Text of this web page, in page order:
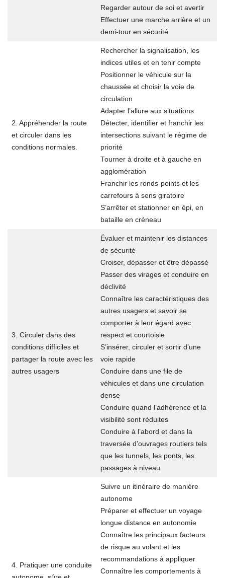
Regarder autour de soi et avertir
Effectuer une marche arrière et un
demi-tour en sécurité
2. Appréhender la route
et circuler dans les
conditions normales.
Rechercher la signalisation, les
indices utiles et en tenir compte
Positionner le véhicule sur la
chaussée et choisir la voie de
circulation
Adapter l’allure aux situations
Détecter, identifier et franchir les
intersections suivant le régime de
priorité
Tourner à droite et à gauche en
agglomération
Franchir les ronds-points et les
carrefours à sens giratoire
S’arrêter et stationner en épi, en
bataille en créneau
3. Circuler dans des
conditions difficiles et
partager la route avec les
autres usagers
Évaluer et maintenir les distances
de sécurité
Croiser, dépasser et être dépassé
Passer des virages et conduire en
déclivité
Connaître les caractéristiques des
autres usagers et savoir se
comporter à leur égard avec
respect et courtoisie
S’insérer, circuler et sortir d’une
voie rapide
Conduire dans une file de
véhicules et dans une circulation
dense
Conduire quand l’adhérence et la
visibilité sont réduites
Conduire à l’abord et dans la
traversée d’ouvrages routiers tels
que les tunnels, les ponts, les
passages à niveau
4. Pratiquer une conduite
Suivre un itinéraire de manière
autonome
Préparer et effectuer un voyage
longue distance en autonomie
Connaître les principaux facteurs
de risque au volant et les
recommandations à appliquer
Connaître les comportements à